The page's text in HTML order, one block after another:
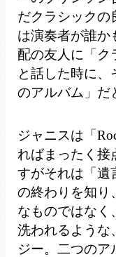
だクラシックの
は演奏者が誰か
配の友人に「ク
と話した時に
のアルバム」だ
ジャニスは「
ればまったく接
すがそれは「遺
の終わりを知り
なものではなく
洗われるような
ジー。二つの